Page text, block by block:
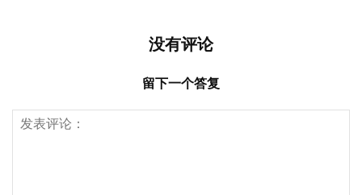
没有评论
留下一个答复